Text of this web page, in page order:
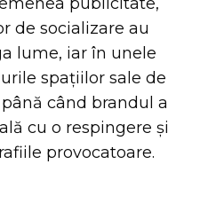
de socializare au
lume, iar în unele
spațiilor sale de
când brandul a
cu o respingere și
provocatoare.